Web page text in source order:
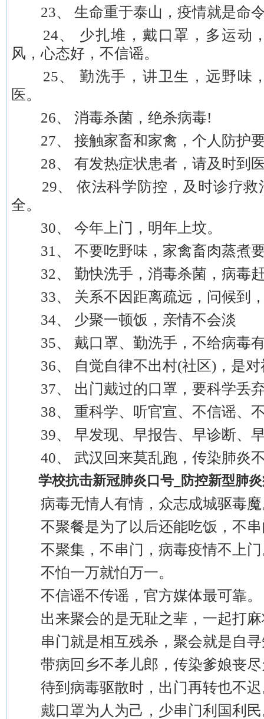
23、 生命重于泰山，疫情就是命
24、 少扎堆，戴口罩，多运动
风，心态好，不信谣。
25、 勤洗手，讲卫生，远野味
医。
26、 消毒杀菌，绝杀病毒!
27、 接触家畜和家禽，个人防护
28、 有发热症状患者，请及时到
29、 依法科学防控，及时诊疗救
全。
30、 今年上门，明年上坟。
31、 不要吃野味，家禽畜肉蒸煮
32、 勤快洗手，消毒杀菌，病毒
33、 关系不因距离疏远，问候到
34、 少聚一顿饭，亲情不会淡
35、 戴口罩、勤洗手，不给病毒
36、 自觉自律不出村(社区)，是对
37、 出门戴过的口罩，要科学丢
38、 重科学、听官宣、不信谣、
39、 早发现、早报告、早诊断、
40、 武汉回来莫乱跑，传染肺炎
学校抗击新冠肺炎口号_防控新型肺炎
病毒无情人有情，众志成城驱毒魔
不聚餐是为了以后还能吃饭，不串
不聚集，不串门，病毒疫情不上门
不怕一万就怕万一。
不信谣不传谣，官方媒体最可靠。
出来聚会的是无耻之辈，一起打麻
串门就是相互残杀，聚会就是自寻
带病回乡不孝儿郎，传染爹娘丧尽
待到病毒驱散时，出门再转也不迟
戴口罩为人为己，少串门利国利民